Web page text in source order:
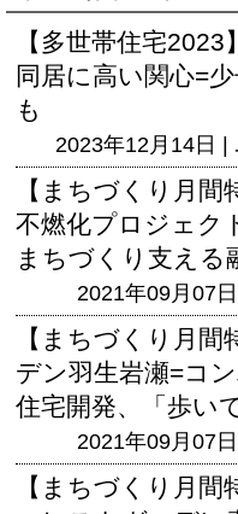
【多世帯住宅
同居に高い関心=
も
2023年12月14日 |
【まちづくり月間
不燃化プロジェク
まちづくり支える
2021年09月07
【まちづくり月
デン羽生岩瀬=コ
住宅開発、「歩い
2021年09月07
【まちづくり月間